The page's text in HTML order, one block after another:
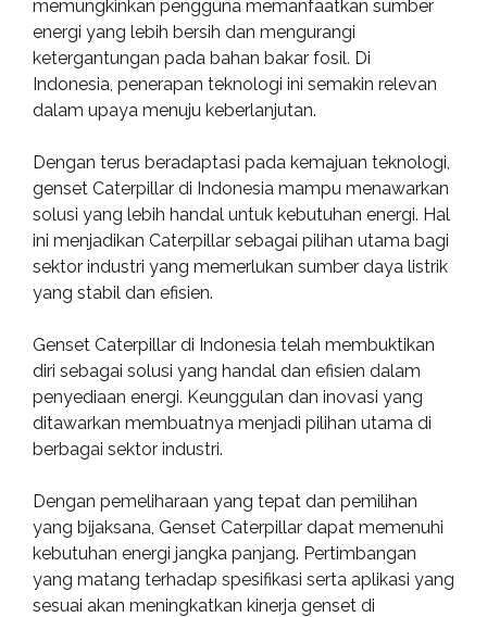
memungkinkan pengguna memanfaatkan sumber
energi yang lebih bersih dan mengurangi
ketergantungan pada bahan bakar fosil. Di
Indonesia, penerapan teknologi ini semakin relevan
dalam upaya menuju keberlanjutan.
Dengan terus beradaptasi pada kemajuan teknologi,
genset Caterpillar di Indonesia mampu menawarkan
solusi yang lebih handal untuk kebutuhan energi. Hal
ini menjadikan Caterpillar sebagai pilihan utama bagi
sektor industri yang memerlukan sumber daya listrik
yang stabil dan efisien.
Genset Caterpillar di Indonesia telah membuktikan
diri sebagai solusi yang handal dan efisien dalam
penyediaan energi. Keunggulan dan inovasi yang
ditawarkan membuatnya menjadi pilihan utama di
berbagai sektor industri.
Dengan pemeliharaan yang tepat dan pemilihan
yang bijaksana, Genset Caterpillar dapat memenuhi
kebutuhan energi jangka panjang. Pertimbangan
yang matang terhadap spesifikasi serta aplikasi yang
sesuai akan meningkatkan kinerja genset di